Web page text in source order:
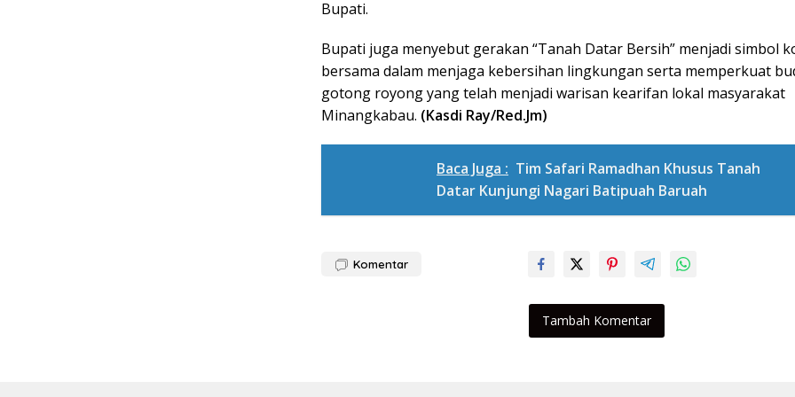
Bupati.
Bupati juga menyebut gerakan “Tanah Datar Bersih” menjadi simbol
bersama dalam menjaga kebersihan lingkungan serta memperkuat
gotong royong yang telah menjadi warisan kearifan lokal masyarakat
Minangkabau. (Kasdi Ray/Red.Jm)
Baca Juga : Tim Safari Ramadhan Khusus Tanah
Datar Kunjungi Nagari Batipuah Baruah
Komentar
Tambah Komentar